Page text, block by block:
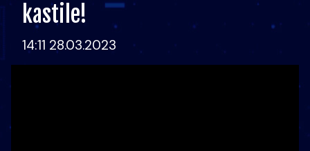
kastile!
14:11 28.03.2023